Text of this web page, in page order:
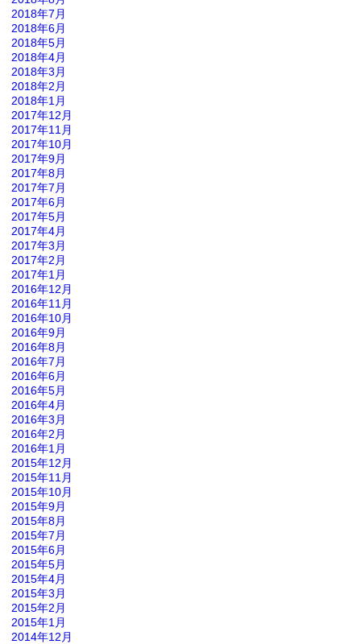
2018年7月
2018年6月
2018年5月
2018年4月
2018年3月
2018年2月
2018年1月
2017年12月
2017年11月
2017年10月
2017年9月
2017年8月
2017年7月
2017年6月
2017年5月
2017年4月
2017年3月
2017年2月
2017年1月
2016年12月
2016年11月
2016年10月
2016年9月
2016年8月
2016年7月
2016年6月
2016年5月
2016年4月
2016年3月
2016年2月
2016年1月
2015年12月
2015年11月
2015年10月
2015年9月
2015年8月
2015年7月
2015年6月
2015年5月
2015年4月
2015年3月
2015年2月
2015年1月
2014年12月